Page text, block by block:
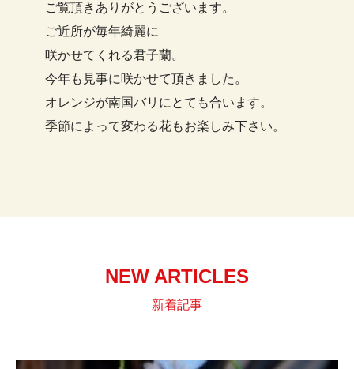
ご覧頂きありがとうございます。
ご近所が毎年綺麗に
咲かせてくれる君子蘭。
今年も見事に咲かせて頂きました。
オレンジが南国バリにとても合います。
季節によって変わる花もお楽しみ下さい。
NEW ARTICLES
新着記事